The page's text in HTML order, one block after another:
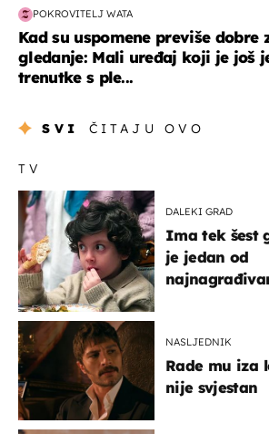
POKROVITELJ WATA
Kad su uspomene previše dobre
gledanje: Mali uređaj koji je još
trenutke s ple...
SVI ČITAJU OVO
TV
DALEKI GRAD
Ima tek šest
je jedan od
NASLJEDNIK
Rade mu iza
nije svjestan